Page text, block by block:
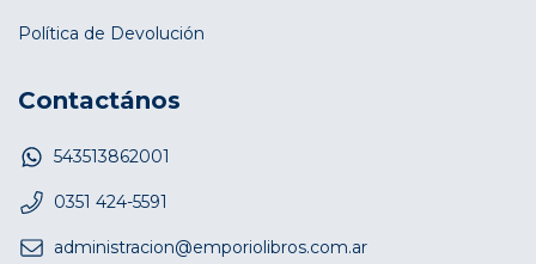
Política de Devolución
Contactános
543513862001
0351 424-5591
administracion@emporiolibros.com.ar